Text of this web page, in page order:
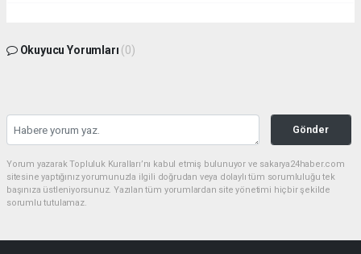
Okuyucu Yorumları (0)
Gönder
Yorum yazarak Topluluk Kuralları’nı kabul etmiş bulunuyor ve sakarya24haber.com
sitesine yaptığınız yorumunuzla ilgili doğrudan veya dolaylı tüm sorumluluğu tek
başınıza üstleniyorsunuz. Yazılan tüm yorumlardan site yönetimi hiçbir şekilde
sorumlu tutulamaz.